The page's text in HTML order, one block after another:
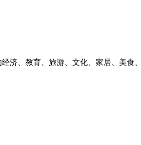
济、教育、旅游、文化、家居、美食